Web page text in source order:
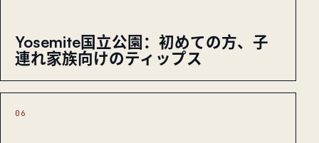
Yosemite国立公園：初めての方、子
連れ家族向けのティップス
06